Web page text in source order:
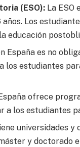
(ESO): La ESO
años. Los
educación
España es no
los estudiantes
ofrece
a los estudiantes
universidades
y doctorado